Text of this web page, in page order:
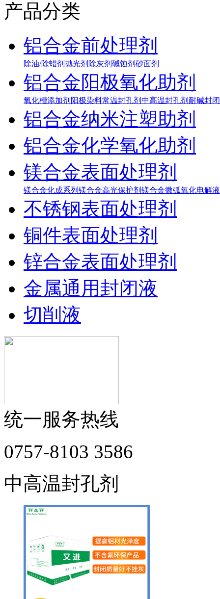
产品分类
铝合金前处理剂
除油/除蜡剂 抛光剂 除灰剂 碱蚀剂 砂面剂
铝合金阳极氧化助剂
氧化槽添加剂 阳极染料常温封孔剂 中高温封孔剂 耐碱封
铝合金纳米注塑助剂
铝合金化学氧化助剂
镁合金表面处理剂
镁合金化成系列 镁合金高光保护剂 镁合金微弧氧化电解液
不锈钢表面处理剂
铜件表面处理剂
锌合金表面处理剂
金属通用封闭液
切削液
统一服务热线
0757-8103 3586
中高温封孔剂